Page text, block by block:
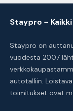
Staypro -
Staypro on
vuodesta 2007
autotalliin.
toimitukset ovat